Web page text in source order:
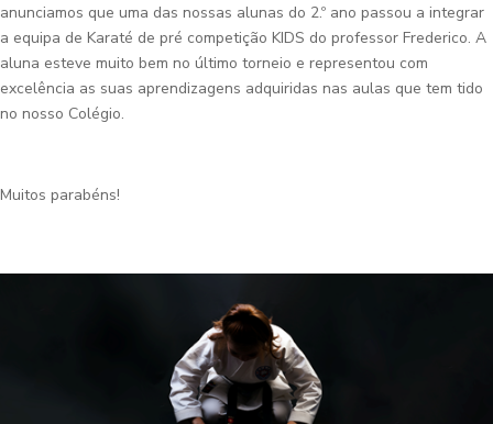
anunciamos que uma das nossas alunas do 2.º ano passou a integrar
a equipa de Karaté de pré competição KIDS do professor Frederico. A
aluna esteve muito bem no último torneio e representou com
excelência as suas aprendizagens adquiridas nas aulas que tem tido
no nosso Colégio.
Muitos parabéns!